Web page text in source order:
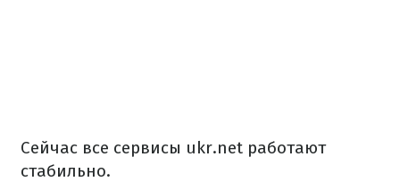
Сейчас все сервисы ukr.net работают
стабильно.